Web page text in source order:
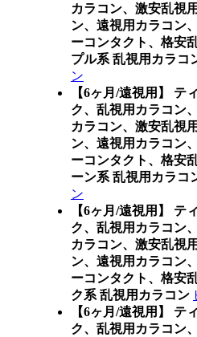
カラコン、激安乱視
ン、遠視用カラコン
ーコンタクト、格安
プル系 乱視用カラコ
ン
【6ヶ月/遠視用】 テ
ク、乱視用カラコン
カラコン、激安乱視
ン、遠視用カラコン
ーコンタクト、格安
ーン系 乱視用カラコ
ン
【6ヶ月/遠視用】 テ
ク、乱視用カラコン
カラコン、激安乱視
ン、遠視用カラコン
ーコンタクト、格安
ク系 乱視用カラコン
【6ヶ月/遠視用】 テ
ク、乱視用カラコン